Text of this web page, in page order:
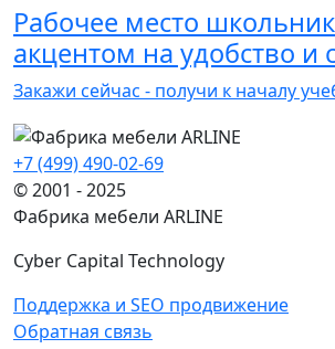
Рабочее место
акцентом на удобство и
Закажи сейчас - получи к началу
+7 (499) 490-02-69
© 2001 - 2025
Фабрика мебели ARLINE
Cyber Capital Technology
Поддержка и SEO продвижение
Обратная связь